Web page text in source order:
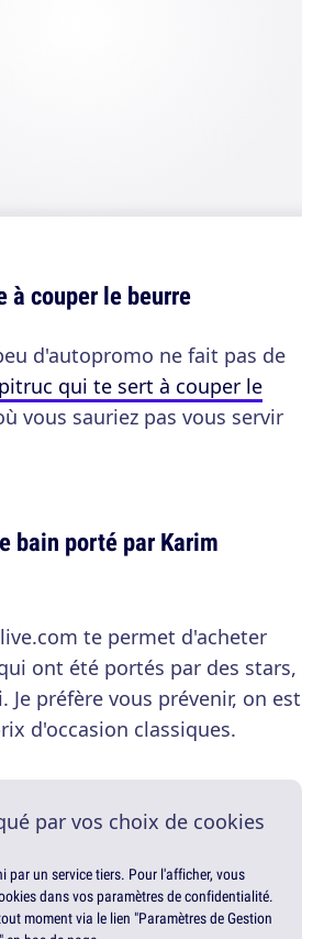
à couper le beurre
d'autopromo ne fait pas de
qui te sert à couper le
vous sauriez pas vous servir
bain porté par Karim
te permet d'acheter
ont été portés par des stars,
Je préfère vous prévenir, on est
d'occasion classiques.
par vos choix de cookies
par un service tiers. Pour l'afficher, vous
dans vos paramètres de confidentialité.
moment via le lien "Paramètres de Gestion